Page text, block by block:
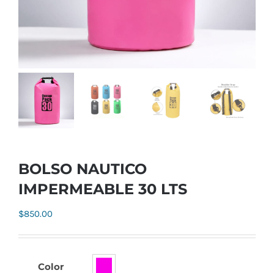
BOLSO NAUTICO
IMPERMEABLE 30 LTS
$850.00
Color